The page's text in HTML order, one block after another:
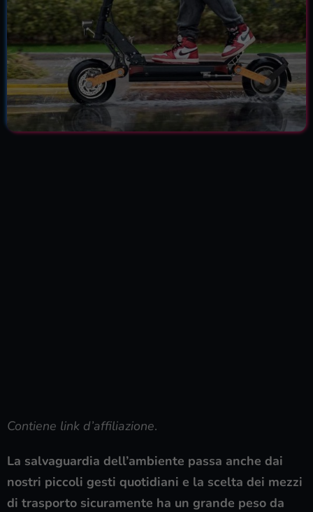
Contiene link d’affiliazione.
La salvaguardia dell’ambiente passa anche dai
nostri piccoli gesti quotidiani e la scelta dei mezzi
di trasporto sicuramente ha un grande peso da